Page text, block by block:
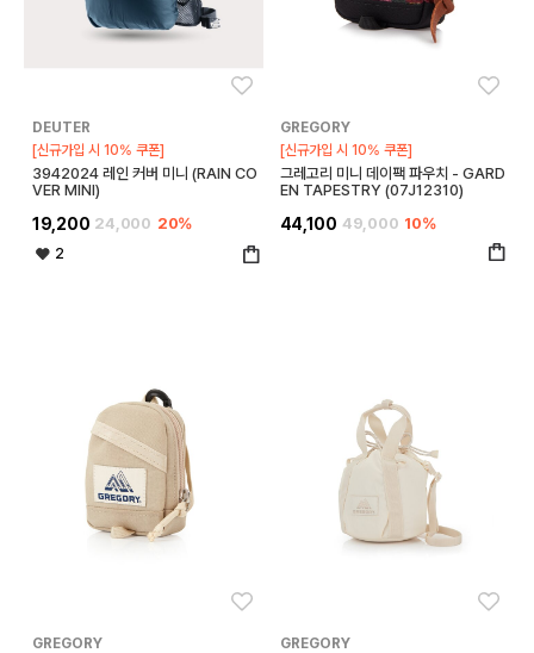
DEUTER
[신규가입 시 10% 쿠폰]
3942024 레인 커버 미니 (RAIN CO
VER MINI)
19,200 24,000 20%
2
GREGORY
[신규가입 시 10% 쿠폰]
그레고리 미니 데이팩 파우치 - GARD
EN TAPESTRY (07J12310)
44,100 49,000 10%
GREGORY
GREGORY